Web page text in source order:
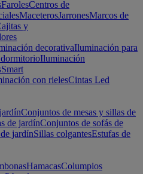
FarolesCentros de
MaceterosJarronesMarcos de
y
decorativaIluminación para
Iluminación
Smart
con rielesCintas Led
Conjuntos de mesas y sillas de
de jardínConjuntos de sofás de
jardínSillas colgantesEstufas de
HamacasColumpios